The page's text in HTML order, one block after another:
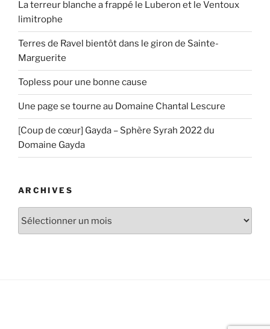
La terreur blanche a frappé le Luberon et le Ventoux
limitrophe
Terres de Ravel bientôt dans le giron de Sainte-
Marguerite
Topless pour une bonne cause
Une page se tourne au Domaine Chantal Lescure
[Coup de cœur] Gayda – Sphère Syrah 2022 du
Domaine Gayda
ARCHIVES